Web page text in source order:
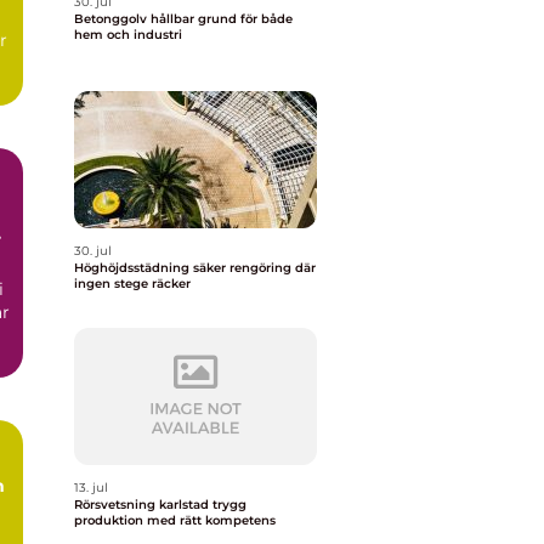
Betonggolv hållbar grund för både
hem och industri
30. jul
Höghöjdsstädning säker rengöring där
ingen stege räcker
13. jul
Rörsvetsning karlstad trygg
produktion med rätt kompetens